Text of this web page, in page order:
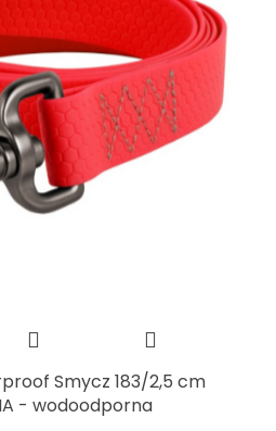
Smycz 183/2,5 cm
- wodoodporna